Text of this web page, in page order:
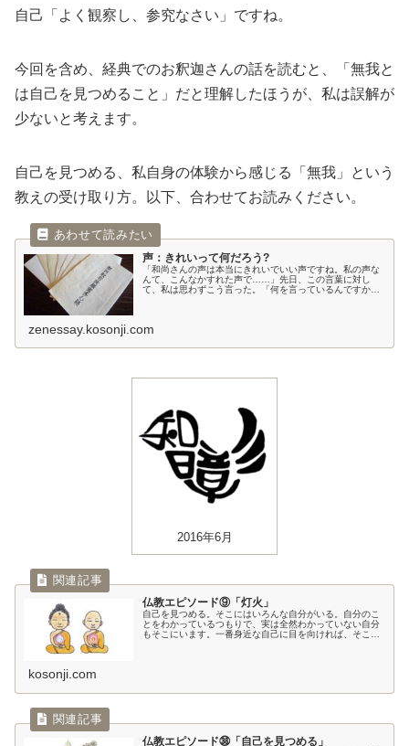
自己「よく観察し、参究なさい」ですね。
今回を含め、経典でのお釈迦さんの話を読むと、「無我と
は自己を見つめること」だと理解したほうが、私は誤解が
少ないと考えます。
自己を見つめる、私自身の体験から感じる「無我」という
教えの受け取り方。以下、合わせてお読みください。
声：きれいって何だろう?
「和尚さんの声は本当にきれいでいい声ですね。私の声な
んて、こんなかすれた声で……」先日、この言葉に対し
て、私は思わずこう言った。「何を言っているんですか」
zenessay.kosonji.com
2016年6月
仏教エピソード⑨「灯火」
自己を見つめる。そこにはいろんな自分がいる。自分のこ
とをわかっているつもりで、実は全然わかっていない自分
もそこにいます。一番身近な自己に目を向ければ、そこに
kosonji.com
仏教エピソード㊳「自己を見つめる」